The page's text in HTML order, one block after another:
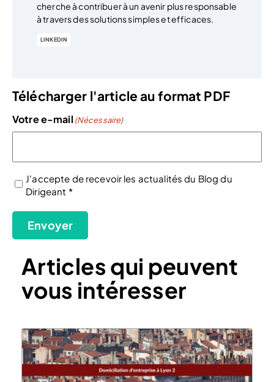
cherche à contribuer à un avenir plus responsable
à travers des solutions simples et efficaces.
LINKEDIN
Télécharger l'article au format PDF
Votre e-mail (Nécessaire)
(Nécessaire)
J'accepte de recevoir les actualités du Blog du
Dirigeant *
Envoyer
Articles qui peuvent
vous intéresser